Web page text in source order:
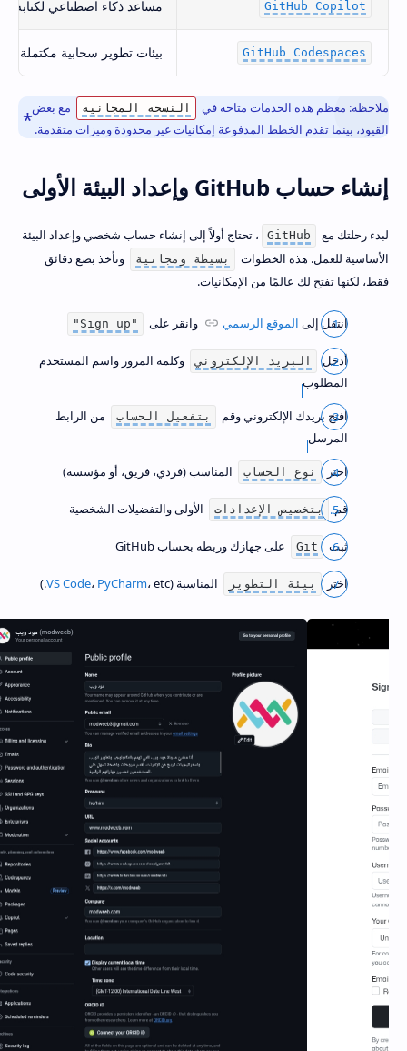
GitHub Copilot مساعد ذكاء اصطناعي لكتابة
GitHub Codespaces بيئات تطوير سحابية مكتملة
ملاحظة: معظم هذه الخدمات متاحة في النسخة المجانية
مع بعض
القيود، بينما تقدم الخطط المدفوعة إمكانيات غير محدودة وميزات متقدمة.
إنشاء حساب GitHub وإعداد البيئة الأولى
لبدء رحلتك مع GitHub
، تحتاج أولاً إلى إنشاء حساب شخصي وإعداد البيئة
الأساسية للعمل. هذه الخطوات
بسيطة ومجانية
وتأخذ بضع دقائق
فقط، لكنها تفتح لك عالمًا من الإمكانيات.
انتقل إلى الموقع الرسمي وانقر على "Sign up"
أدخل البريد الإلكتروني
وكلمة المرور واسم المستخدم
المطلوب
افتح بريدك الإلكتروني وقم بتفعيل الحساب
من الرابط
المرسل
اختر نوع الحساب المناسب (فردي، فريق، أو مؤسسة)
قم بتخصيص الإعدادات الأولى والتفضيلات الشخصية
ثبت Git على جهازك وربطه بحساب GitHub
اختر بيئة التطوير المناسبة ( VS Code، PyCharm، etc.)